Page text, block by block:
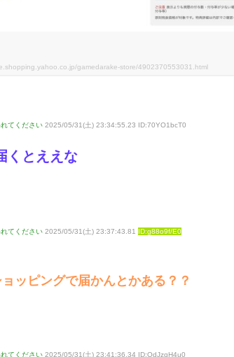
gamedarake-store/4902370553031.html
てください 2025/05/31(土) 23:34:55.23 ID:70YO1bcT0
くとええな
てください 2025/05/31(土) 23:37:43.81 ID:g88o9f/E0
ッピングで届かんとかある？？
てください 2025/05/31(土) 23:41:36.34 ID:QdJzqH4u0